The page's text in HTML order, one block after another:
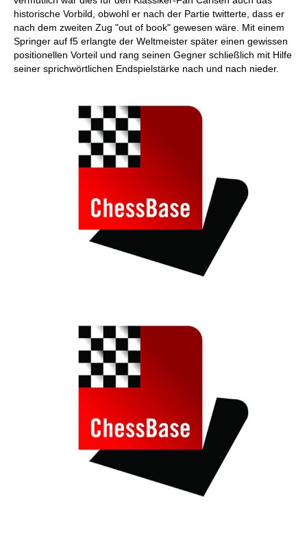
historische Vorbild, obwohl er nach der Partie twitterte, dass er
nach dem zweiten Zug "out of book" gewesen wäre. Mit einem
Springer auf f5 erlangte der Weltmeister später einen gewissen
positionellen Vorteil und rang seinen Gegner schließlich mit Hilfe
seiner sprichwörtlichen Endspielstärke nach und nach nieder.